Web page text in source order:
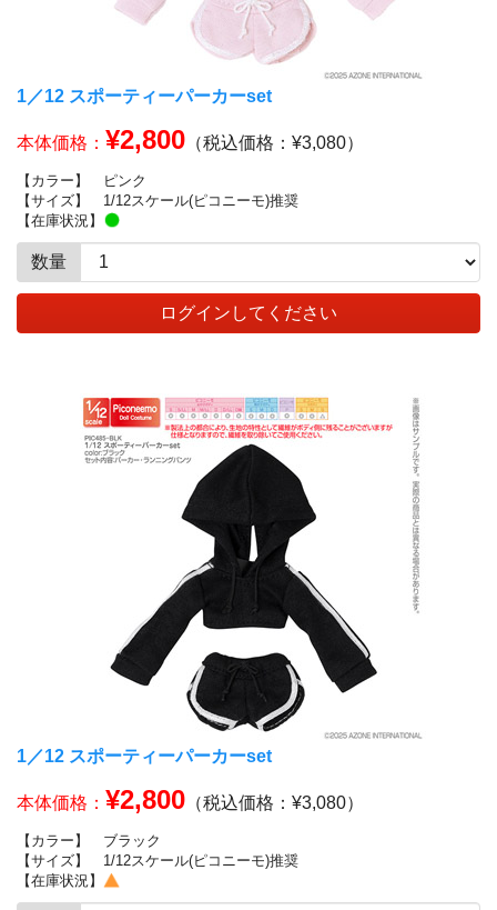
1／12 スポーティーパーカーset
本体価格： ¥2,800 （税込価格：¥3,080）
【カラー】
ピンク
【サイズ】
1/12スケール(ピコニーモ)推奨
【在庫状況】
数量
ログインしてください
1／12 スポーティーパーカーset
本体価格： ¥2,800 （税込価格：¥3,080）
【カラー】
ブラック
【サイズ】
1/12スケール(ピコニーモ)推奨
【在庫状況】